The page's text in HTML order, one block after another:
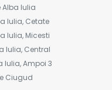
Alba Iulia
Iulia, Cetate
Iulia, Micesti
Iulia, Central
Iulia, Ampoi 3
Ciugud